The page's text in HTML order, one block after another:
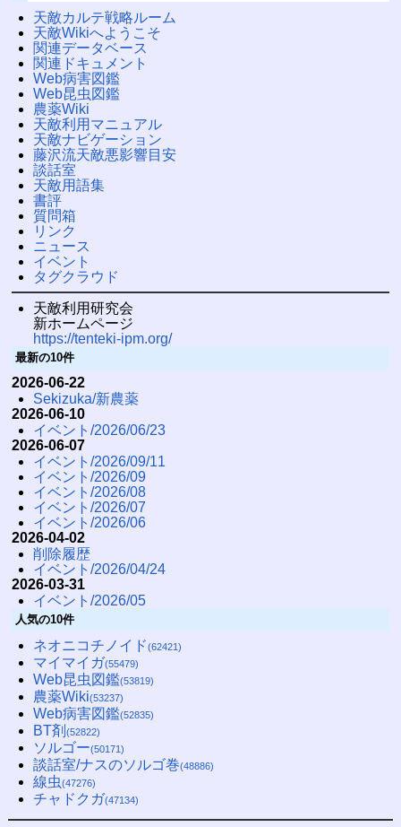
天敵カルテ戦略ルーム
天敵Wikiへようこそ
関連データベース
関連ドキュメント
Web病害図鑑
Web昆虫図鑑
農薬Wiki
天敵利用マニュアル
天敵ナビゲーション
藤沢流天敵悪影響目安
談話室
天敵用語集
書評
質問箱
リンク
ニュース
イベント
タグクラウド
天敵利用研究会
新ホームページ
https://tenteki-ipm.org/
最新の10件
2026-06-22
Sekizuka/新農薬
2026-06-10
イベント/2026/06/23
2026-06-07
イベント/2026/09/11
イベント/2026/09
イベント/2026/08
イベント/2026/07
イベント/2026/06
2026-04-02
削除履歴
イベント/2026/04/24
2026-03-31
イベント/2026/05
人気の10件
ネオニコチノイド(62421)
マイマイガ(55479)
Web昆虫図鑑(53819)
農薬Wiki(53237)
Web病害図鑑(52835)
BT剤 (52822)
ソルゴー(50171)
談話室/ナスのソルゴ巻(48886)
線虫(47276)
チャドクガ(47134)